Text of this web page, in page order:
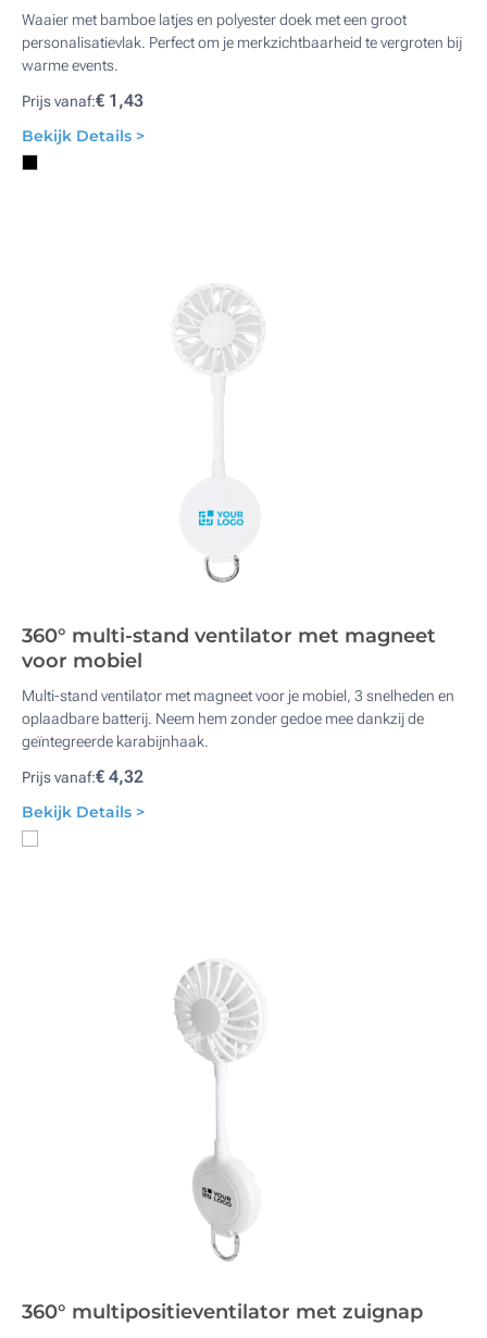
Waaier met bamboe latjes en polyester doek met een groot
personalisatievlak. Perfect om je merkzichtbaarheid te vergroten bij
warme events.
Prijs vanaf:€ 1,43
Bekijk Details >
360° multi-stand ventilator met magneet
voor mobiel
Multi-stand ventilator met magneet voor je mobiel, 3 snelheden en
oplaadbare batterij. Neem hem zonder gedoe mee dankzij de
geïntegreerde karabijnhaak.
Prijs vanaf:€ 4,32
Bekijk Details >
360° multipositieventilator met zuignap